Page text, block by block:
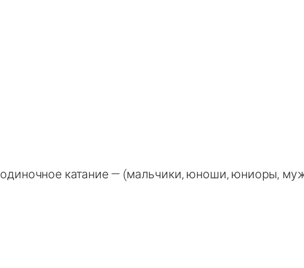
одиночное катание — (мальчики, юноши, юниоры,